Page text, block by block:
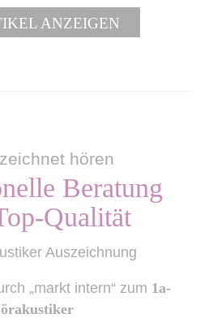
ANZEIGEN
hören
Beratung
Qualität
„markt intern“ zum 1a-